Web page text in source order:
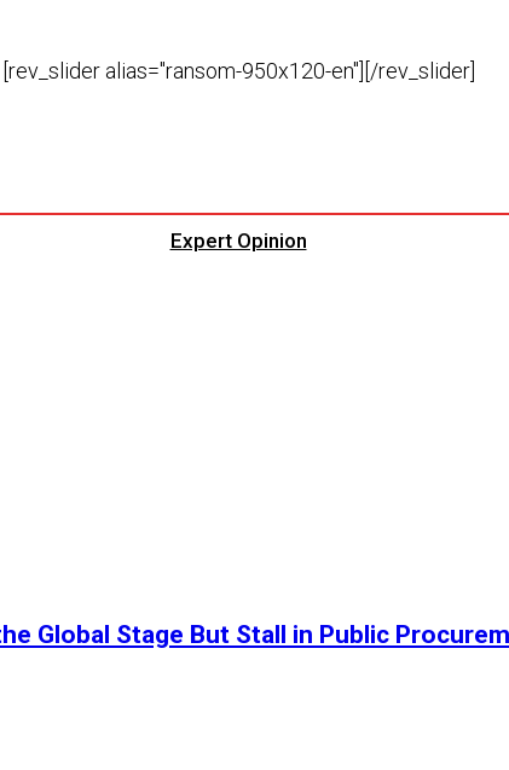
[rev_slider alias="ransom-950x120-en"][/rev_slider]
Expert Opinion
Global Stage But Stall in Public